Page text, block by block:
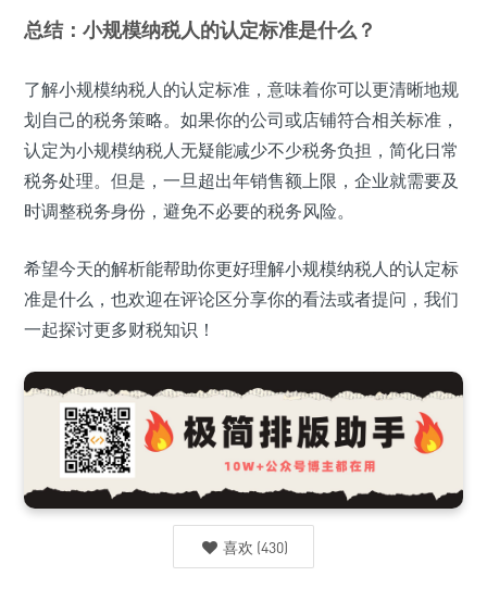
总结：小规模纳税人的认定标准是什么？
了解小规模纳税人的认定标准，意味着你可以更清晰地规
划自己的税务策略。如果你的公司或店铺符合相关标准，
认定为小规模纳税人无疑能减少不少税务负担，简化日常
税务处理。但是，一旦超出年销售额上限，企业就需要及
时调整税务身份，避免不必要的税务风险。
希望今天的解析能帮助你更好理解小规模纳税人的认定标
准是什么，也欢迎在评论区分享你的看法或者提问，我们
一起探讨更多财税知识！
喜欢 (430)